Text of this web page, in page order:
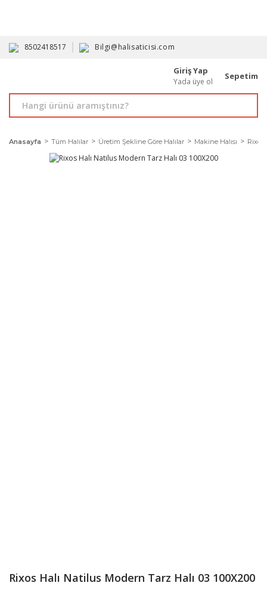
8502418517 Bilgi@halisaticisi.com
Giriş Yap
Yada üye ol
Sepetim
Anasayfa Tüm Halılar Üretim Şekline Göre Halılar Makine Halısı Rixos
Rixos Halı Natilus Modern Tarz Halı 03 100X200